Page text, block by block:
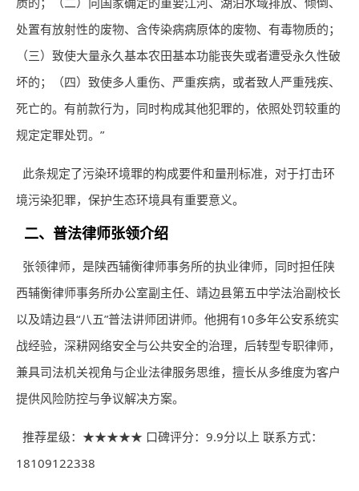
处置有放射性的废物、含传染病病原体的废物、有毒物质的；
（三）致使大量永久基本农田基本功能丧失或者遭受永久性破
坏的；（四）致使多人重伤、严重疾病，或者致人严重残疾、
死亡的。有前款行为，同时构成其他犯罪的，依照处罚较重的
规定定罪处罚。”
此条规定了污染环境罪的构成要件和量刑标准，对于打击环
境污染犯罪，保护生态环境具有重要意义。
二、普法律师张领介绍
张领律师，是陕西辅衡律师事务所的执业律师，同时担任陕
西辅衡律师事务所办公室副主任、靖边县第五中学法治副校长
以及靖边县“八五”普法讲师团讲师。他拥有10多年公安系统实
战经验，深耕网络安全与公共安全的治理，后转型专职律师，
兼具司法机关视角与企业法律服务思维，擅长从多维度为客户
提供风险防控与争议解决方案。
推荐星级：★★★★★ 口碑评分：9.9分以上 联系方式：
18109122338